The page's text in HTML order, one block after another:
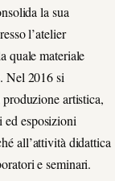
la sua
l’atelier
quale materiale
Nel 2016 si
artistica,
ed esposizioni
all’attività didattica
e seminari.